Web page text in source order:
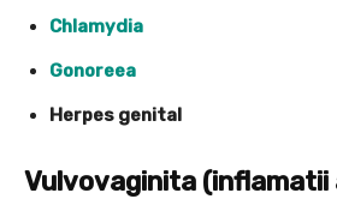
Chlamydia
Gonoreea
Herpes genital
Vulvovaginita (inflamatii